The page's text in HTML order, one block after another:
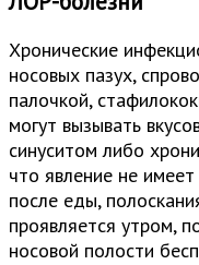
Хронические
носовых пазух,
палочкой,
могут вызывать
синуситом либо
что явление не
после еды,
проявляется утром,
носовой полости